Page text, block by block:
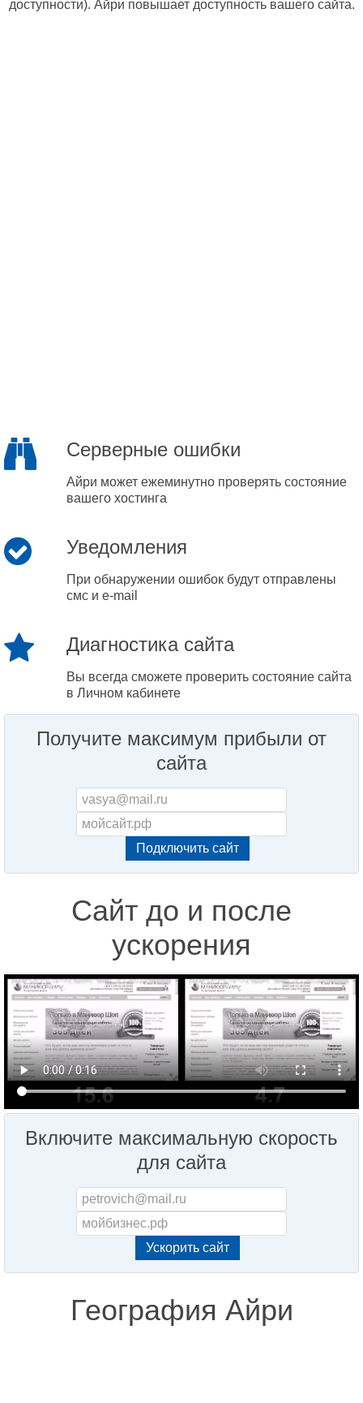
доступности). Айри повышает доступность вашего сайта.
Серверные ошибки
Айри может ежеминутно проверять состояние
вашего хостинга
Уведомления
При обнаружении ошибок будут отправлены
смс и e-mail
Диагностика сайта
Вы всегда сможете проверить состояние сайта
в Личном кабинете
Получите максимум прибыли от
сайта
Сайт до и после
ускорения
Включите максимальную скорость
для сайта
География Айри